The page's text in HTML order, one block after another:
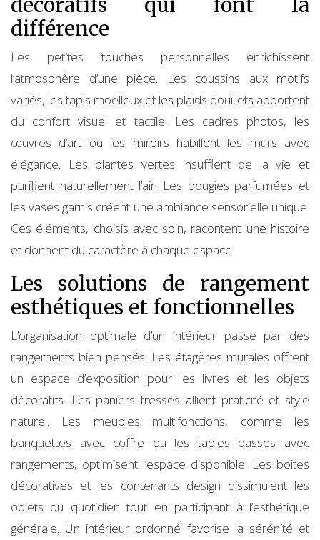
différence
Les petites touches personnelles enrichissent
l’atmosphère d’une pièce. Les coussins aux motifs
variés, les tapis moelleux et les plaids douillets apportent
du confort visuel et tactile. Les cadres photos, les
œuvres d’art ou les miroirs habillent les murs avec
élégance. Les plantes vertes insufflent de la vie et
purifient naturellement l’air. Les bougies parfumées et
les vases garnis créent une ambiance sensorielle unique.
Ces éléments, choisis avec soin, racontent une histoire
et donnent du caractère à chaque espace.
Les solutions de rangement
esthétiques et fonctionnelles
L’organisation optimale d’un intérieur passe par des
rangements bien pensés. Les étagères murales offrent
un espace d’exposition pour les livres et les objets
décoratifs. Les paniers tressés allient praticité et style
naturel. Les meubles multifonctions, comme les
banquettes avec coffre ou les tables basses avec
rangements, optimisent l’espace disponible. Les boîtes
décoratives et les contenants design dissimulent les
objets du quotidien tout en participant à l’esthétique
générale. Un intérieur ordonné favorise la sérénité et